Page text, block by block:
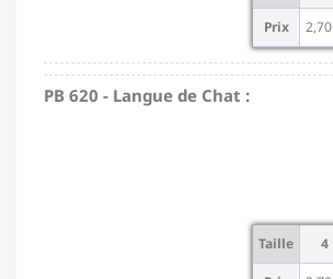
Prix
PB 620 - Langue de Chat :
Taille 4